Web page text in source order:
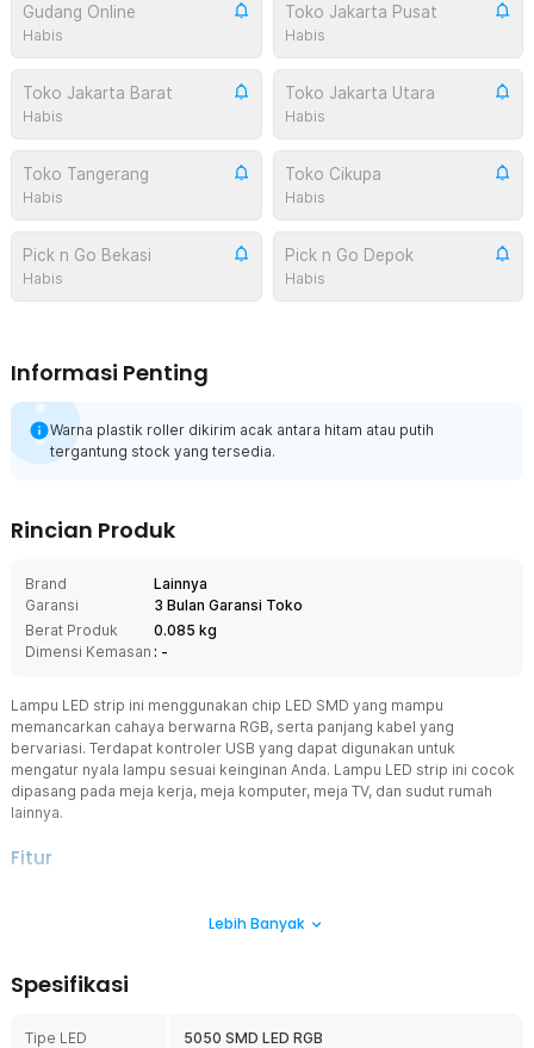
Gudang Online
Habis
Toko Jakarta Pusat
Habis
Toko Jakarta Barat
Habis
Toko Jakarta Utara
Habis
Toko Tangerang
Habis
Toko Cikupa
Habis
Pick n Go Bekasi
Habis
Pick n Go Depok
Habis
Informasi Penting
Warna plastik roller dikirim acak antara hitam atau putih
tergantung stock yang tersedia.
Rincian Produk
Brand
Lainnya
Garansi
3 Bulan Garansi Toko
Berat Produk
0.085 kg
Dimensi Kemasan : -
Lampu LED strip ini menggunakan chip LED SMD yang mampu
memancarkan cahaya berwarna RGB, serta panjang kabel yang
bervariasi. Terdapat kontroler USB yang dapat digunakan untuk
mengatur nyala lampu sesuai keinginan Anda. Lampu LED strip ini cocok
dipasang pada meja kerja, meja komputer, meja TV, dan sudut rumah
lainnya.
Fitur
Dengan LED RGB berwarna-warni, Anda dapat menciptakan
orange, ungu, hijau muda, biru muda, dan warna turunan lainnya.
warm white, natural white, dan cool white.
Lebih Banyak
Spesifikasi
Tipe LED 5050 SMD LED RGB